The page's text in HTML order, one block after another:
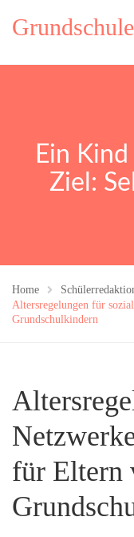
Ein
Ziel:
Home
Altersregelungen für
Grundschulkindern
für Eltern